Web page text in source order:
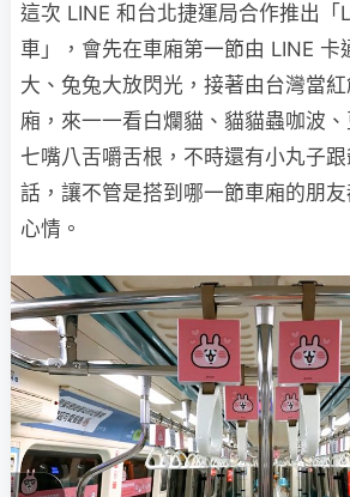
這次 LINE 和台北捷運局合作推出「
車」，會先在車廂第一節由 LINE 卡
大、兔兔大放閃光，接著由台灣當
廂，來一一看白爛貓、貓貓蟲咖波
七嘴八舌嚼舌根，不時還有小丸子
話，讓不管是搭到哪一節車廂的朋
心情。